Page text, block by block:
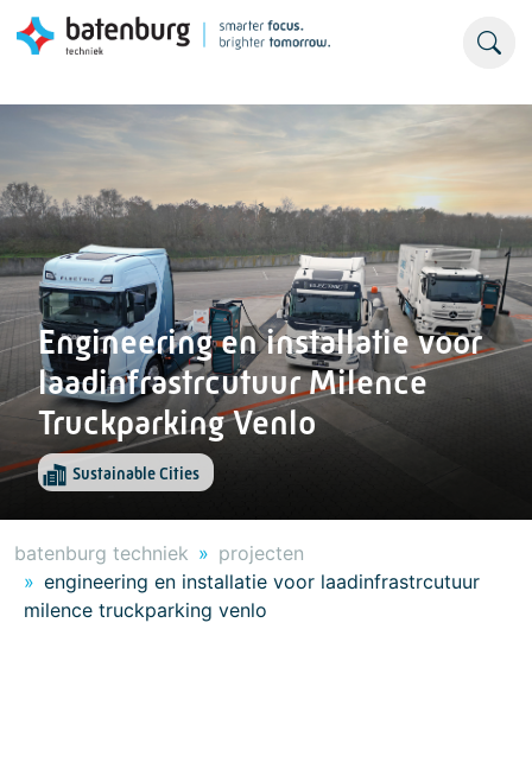
Engineering en installatie voor
laadinfrastrcutuur Milence
Truckparking Venlo
Sustainable Cities
batenburg techniek
projecten
engineering en installatie voor laadinfrastrcutuur
milence truckparking venlo